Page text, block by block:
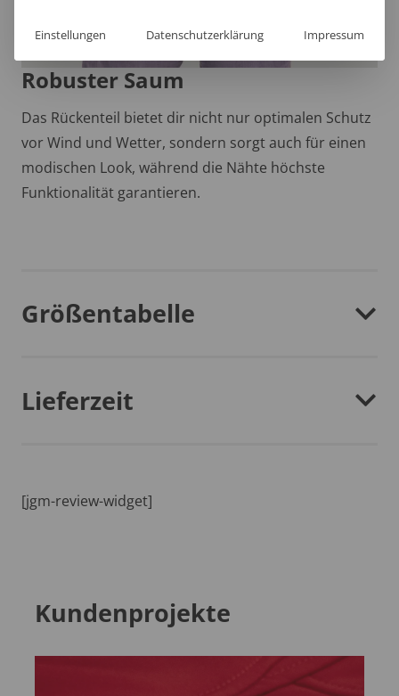
Robuster Saum
Das Rückenteil bietet dir nicht nur optimalen Schutz
vor Wind und Wetter, sondern sorgt auch für einen
modischen Look, während die Nähte höchste
Funktionalität garantieren.
Größentabelle
Lieferzeit
[jgm-review-widget]
Kundenprojekte
Einstellungen Datenschutzerklärung Impressum